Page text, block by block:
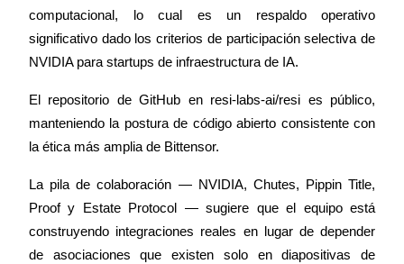
New Listing Futures Fest
Trade New Futures, Win 200,000 USDT
77,777+3k Rewards
computacional, lo cual es un respaldo operativo
significativo dado los criterios de participación selectiva de
NVIDIA para startups de infraestructura de IA.
El repositorio de GitHub en resi-labs-ai/resi es público,
manteniendo la postura de código abierto consistente con
la ética más amplia de Bittensor.
La pila de colaboración — NVIDIA, Chutes, Pippin Title,
Proof y Estate Protocol — sugiere que el equipo está
construyendo integraciones reales en lugar de depender
de asociaciones que existen solo en diapositivas de